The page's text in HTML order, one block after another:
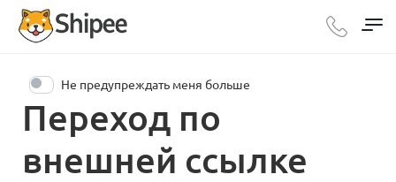
Переход по
внешней ссылке
Не предупреждать меня больше